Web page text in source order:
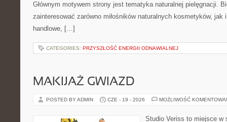
Głównym motywem strony jest tematyka naturalnej pielęgnacji.
zainteresować zarówno miłośników naturalnych kosmetyków, jak
handlowe, […]
CATEGORIES: PRZYSZŁOŚĆ ENERGII ODNAWIALNEJ
MAKIJAŻ GWIAZD
POSTED BY ADMIN CZE - 19 - 2026 MOŻLIWOŚĆ
Studio Veriss to miejsce w